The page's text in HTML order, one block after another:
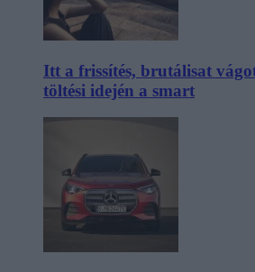
Itt a frissítés, brutálisat
töltési idején a smart